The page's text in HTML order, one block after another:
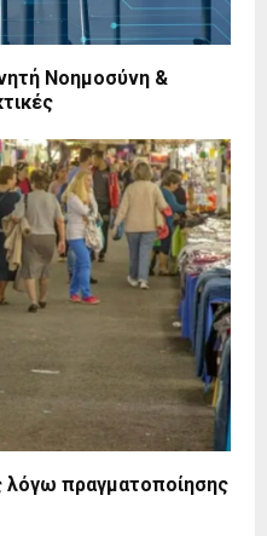
Νοημοσύνη &
λόγω πραγματοποίησης